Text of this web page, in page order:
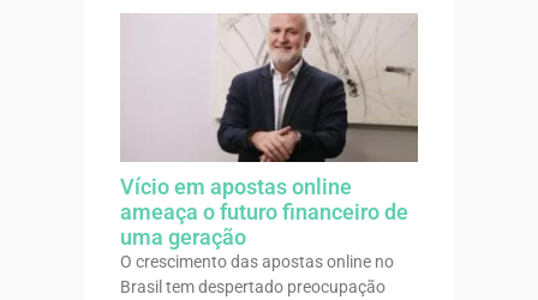
Vício em apostas online
ameaça o futuro financeiro de
uma geração
O crescimento das apostas online no
Brasil tem despertado preocupação